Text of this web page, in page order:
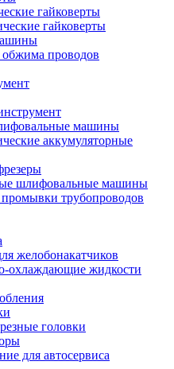
гайковерты
гайковерты
проводов
машины
аккумуляторные
шлифовальные машины
трубопроводов
желобонакатчиков
охлаждающие жидкости
головки
для автосервиса